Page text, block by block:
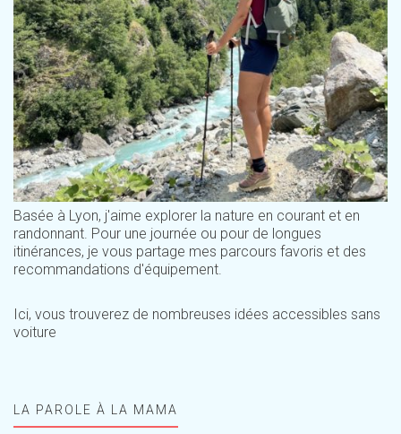
Basée à Lyon, j'aime explorer la nature en courant et en
randonnant. Pour une journée ou pour de longues
itinérances, je vous partage mes parcours favoris et des
recommandations d'équipement.
Ici, vous trouverez de nombreuses idées accessibles sans
voiture
LA PAROLE À LA MAMA